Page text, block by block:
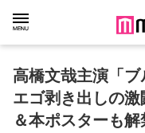
高橋文哉主演「
エゴ剥き出しの
＆本ポスターも解